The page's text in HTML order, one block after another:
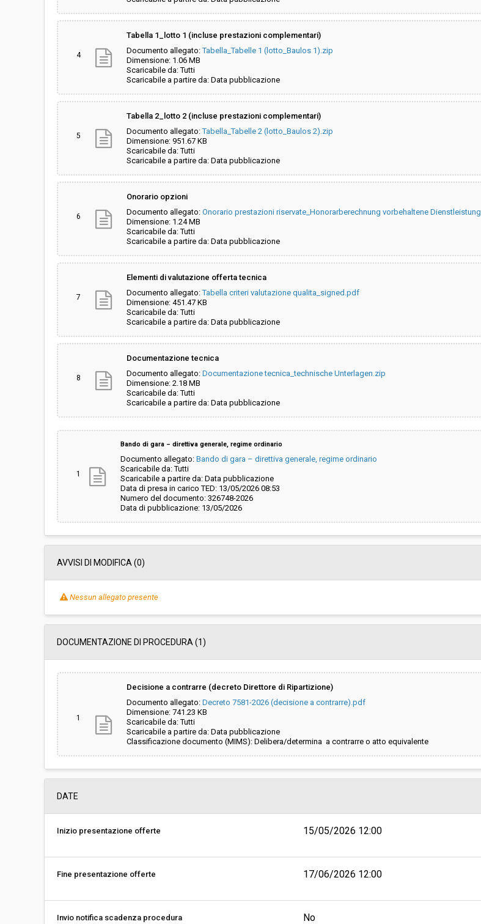
4
Tabella 1_lotto 1 (incluse prestazioni complementari)
Documento allegato:Tabella_Tabelle 1 (lotto_Baulos 1).zip
Dimensione: 1.06 MB
Scaricabile da: Tutti
Scaricabile a partire da: Data pubblicazione
5
Tabella 2_lotto 2 (incluse prestazioni complementari)
Documento allegato:Tabella_Tabelle 2 (lotto_Baulos 2).zip
Dimensione: 951.67 KB
Scaricabile da: Tutti
Scaricabile a partire da: Data pubblicazione
6
Onorario opzioni
Documento allegato: Onorario prestazioni riservate_Honorarberechnung vorbehaltene
Dimensione: 1.24 MB
Scaricabile da: Tutti
Scaricabile a partire da: Data pubblicazione
7
Elementi di valutazione offerta tecnica
Documento allegato:Tabella criteri valutazione qualita_signed.pdf
Dimensione: 451.47 KB
Scaricabile da: Tutti
Scaricabile a partire da: Data pubblicazione
8
Documentazione tecnica
Documento allegato: Documentazione tecnica_technische Unterlagen.zip
Dimensione: 2.18 MB
Scaricabile da: Tutti
Scaricabile a partire da: Data pubblicazione
1
Bando di gara – direttiva generale, regime ordinario
Documento allegato: Bando di gara – direttiva generale, regime ordinario
Scaricabile da: Tutti
Scaricabile a partire da: Data pubblicazione
Data di presa in carico TED: 13/05/2026 08:53
Numero del documento: 326748-2026
Data di pubblicazione: 13/05/2026
AVVISI DI MODIFICA (0)
Nessun allegato presente
DOCUMENTAZIONE DI PROCEDURA (1)
1
Decisione a contrarre (decreto Direttore di Ripartizione)
Documento allegato: Decreto 7581-2026 (decisione a contrarre).pdf
Dimensione: 741.23 KB
Scaricabile da: Tutti
Scaricabile a partire da: Data pubblicazione
Classificazione documento (MIMS): Delibera/determina a contrarre o atto equivalente
DATE
Inizio presentazione offerte 15/05/2026 12:00
Fine presentazione offerte 17/06/2026 12:00
Invio notifica scadenza procedura No